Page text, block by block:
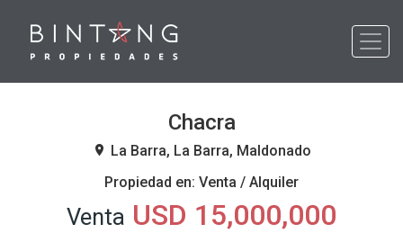
Chacra
La Barra, La Barra, Maldonado
Propiedad en: Venta / Alquiler
Venta USD 15,000,000